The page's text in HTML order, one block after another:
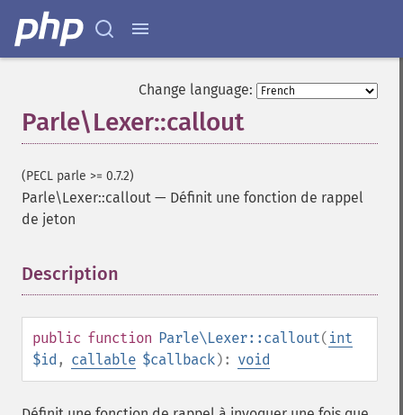
Change language:
Parle\Lexer::callout
(PECL parle >= 0.7.2)
Parle\Lexer::callout — Définit une fonction de rappel
de jeton
Description
public function Parle\Lexer::callout( int
$id , callable $callback): void